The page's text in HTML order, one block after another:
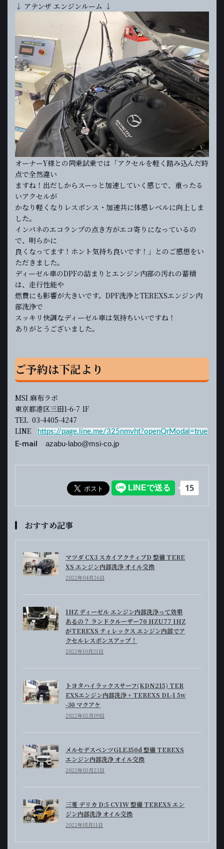
↓ アテンザ エンジンルーム ↓
オーナーY様との同乗試乗では「アクセルを軽く踏み込んだ時
点で全然違い
ますね！出だしからスーっと加速していく感じで、重ったる
いアクセルが
かなり軽くなりレスポンス・加速共に体感レベルに向上しま
した。
インパネのエコランプの点き方がエコ寄りになっているの
で、明らかに
良くなってます！ホント気持ち良いです！」とのご感想をい
ただきました。
ディーゼル車のDPFの詰まりとエンジン内部の汚れの蓄積
は、走行性能や
燃費にも影響が大きいです。DPF洗浄とTEREXSエンジン内
部洗浄で
スッキリ快調なディーゼル車は気持ちいいですね！
ありがとうございました。
ご予約は下記より
MSI 麻布ラボ
東京都港区三田1-6-7 1F
TEL 03-4405-4247
LINE
https://page.line.me/325nmvht?openQrModal=true
E-mail azabu-labo@msi-co.jp
おすすめ記事
マツダ CX3 スカイアクティブD 整備 TERE
XS エンジン内部洗浄 オイル交換
2022年04月26日
1HZ ディーゼル エンジン内部洗浄って効果
あるの？ ランドクルーザー70 HZU77 1HZ
がTEREXS ティレックス エンジン内部でア
クセルレスポンスアップ！
2022年10月21日
トヨタハイラックスサーフ(KDN215) TER
EXSエンジン内部洗浄 + TEREXS DL-1 5w
-30 マクアケ
2022年02月09日
メルセデスベンツGLE350d 整備 TEREXS
エンジン内部洗浄 オイル交換
2022年03月23日
三菱 デリカ D:5 CV1W 整備 TEREXS エン
ジン内部洗浄 オイル交換
2022年05月11日